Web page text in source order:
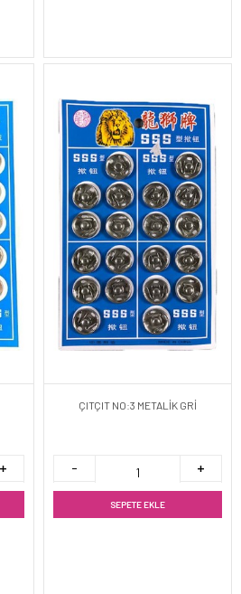
ÇITÇIT NO:3 METALİK GRİ
SEPETE EKLE